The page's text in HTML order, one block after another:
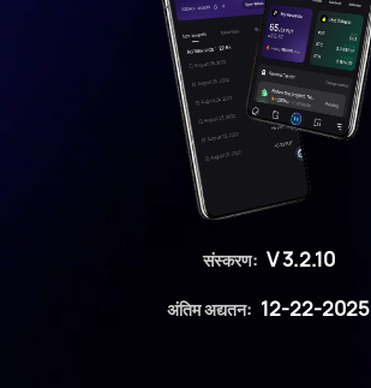
संस्करण: V 3.2.10
अंतिम अद्यतन: 12-22-2025